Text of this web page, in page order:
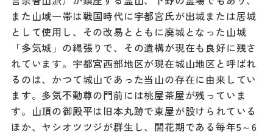
また山域一帯は戦国時代に宇都宮氏が出城または居城
として使用し、その改易とともに廃城となった山城
「多気城」の縄張りで、その遺構が現在も良好に残さ
れています。宇都宮西部地区が現在城山地区と呼ばれ
るのは、かつて城山であった当山の存在に由来してい
ます。多気不動尊の門前には桃屋茶屋が残っていま
す。山頂の御殿平は旧本丸跡で東屋が設けられている
ほか、ヤシオツツジが群生し、開花期である毎年5～6
MICE
Languag
e
フォトダウン
ロード
パンフレット
ダウンロード